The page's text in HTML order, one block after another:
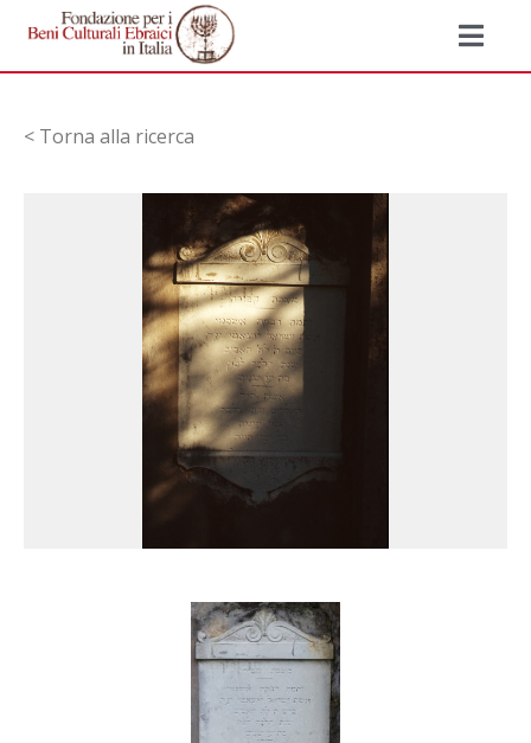
< Torna alla ricerca